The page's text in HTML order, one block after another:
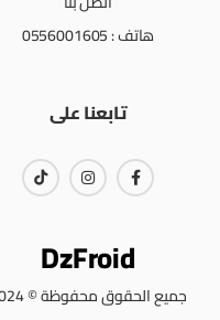
هاتف : 0556001605
تابعنا على
DzFroid
جميع الحقوق محفوظة © 2024